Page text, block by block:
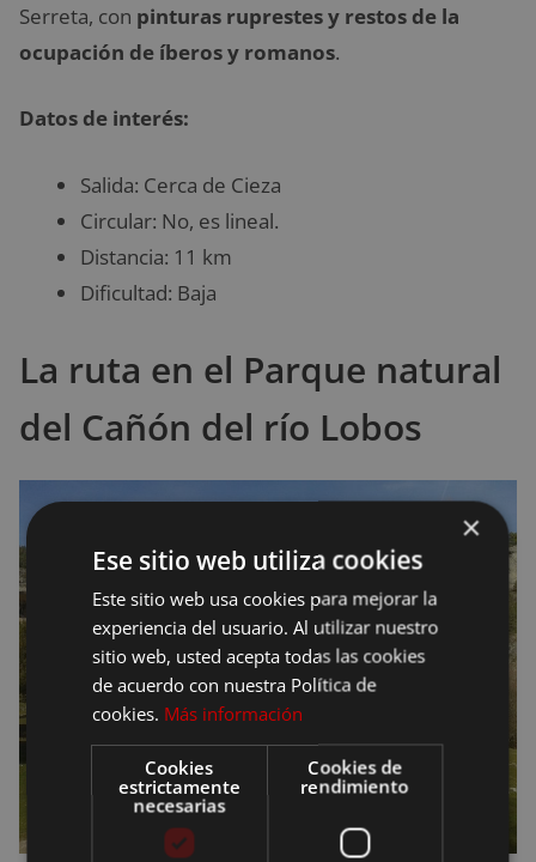
Serreta, con pinturas ruprestes y restos de la
ocupación de íberos y romanos. ​
Datos de interés:
Salida: Cerca de Cieza
Circular: No, es lineal.
Distancia: 11 km
Dificultad: Baja
La ruta en el Parque natural
del Cañón del río Lobos
×
Ese sitio web utiliza cookies
Este sitio web usa cookies para mejorar la
experiencia del usuario. Al utilizar nuestro
sitio web, usted acepta todas las cookies
de acuerdo con nuestra Política de
cookies. Más información
Cookies
estrictamente
necesarias
Cookies de
rendimiento